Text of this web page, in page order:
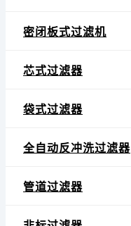
密闭板式过滤机
芯式过滤器
袋式过滤器
全自动反冲洗过滤器
管道过滤器